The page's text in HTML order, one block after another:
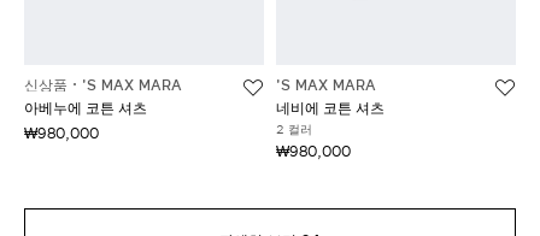
신상품
'S MAX MARA
아베누에 코튼 셔츠
₩980,000
'S MAX MARA
네비에 코튼 셔츠
2 컬러
₩980,000